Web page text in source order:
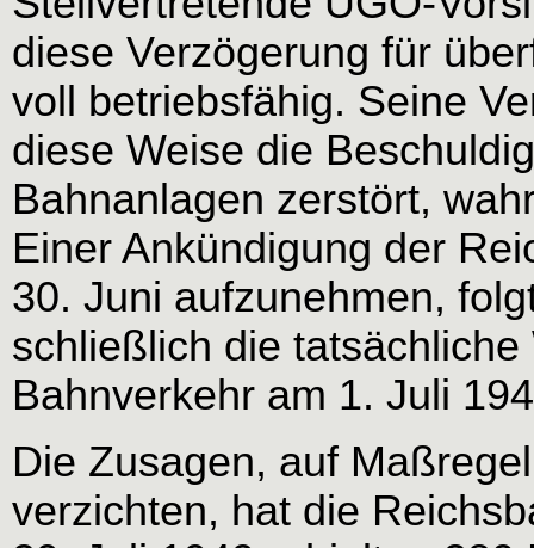
diese Verzögerung für
voll betriebsfähig. Seine
diese Weise die
Bahnanlagen zerstört,
Einer Ankündigung der
30. Juni aufzunehmen,
schließlich die
Bahnverkehr am 1. Juli
Die Zusagen, auf
verzichten, hat die